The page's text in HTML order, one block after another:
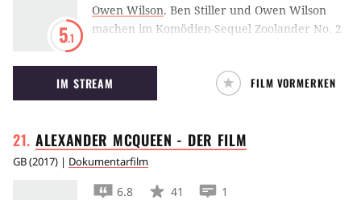
5.1
Owen Wilson. Ben Stiller und Owen Wilson
machen im Komödien-Sequel Zoolander No. 2
IM STREAM FILM VORMERKEN
ALEXANDER MCQUEEN - DER FILM
GB(2017) | Dokumentarfilm
6.8 41
1